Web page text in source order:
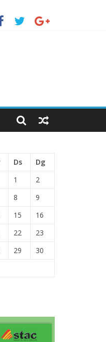
Ds
Dg
1
2
8
9
15
16
22
23
29
30